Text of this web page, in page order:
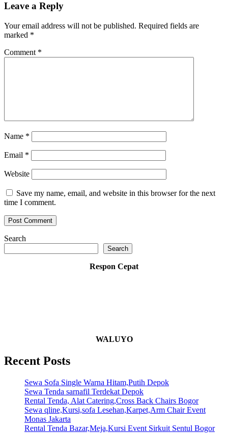
Leave a Reply
Your email address will not be published. Required fields are
marked *
Comment *
Name *
Email *
Website
Save my name, email, and website in this browser for the next
time I comment.
Search
Search
Respon Cepat
WALUYO
Recent Posts
Sewa Sofa Single Warna Hitam,Putih Depok
Sewa Tenda sarnafil Terdekat Depok
Rental Tenda, Alat Catering,Cross Back Chairs Bogor
Sewa qline,Kursi,sofa Lesehan,Karpet,Arm Chair Event
Monas Jakarta
Rental Tenda Bazar,Meja,Kursi Event Sirkuit Sentul Bogor